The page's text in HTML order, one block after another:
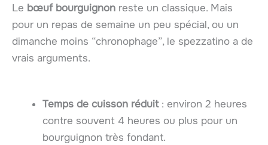
Le bœuf bourguignon reste un classique. Mais
pour un repas de semaine un peu spécial, ou un
dimanche moins “chronophage”, le spezzatino a de
vrais arguments.
Temps de cuisson réduit: environ 2 heures
contre souvent 4 heures ou plus pour un
bourguignon très fondant.